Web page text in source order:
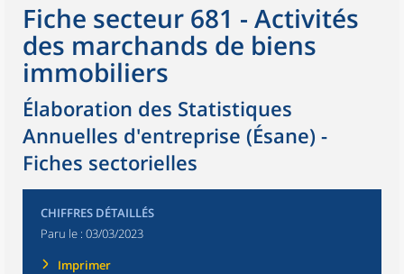
Fiche secteur 681 - Activités
des marchands de biens
immobiliers
Élaboration des Statistiques
Annuelles d'entreprise (Ésane) -
Fiches sectorielles
CHIFFRES DÉTAILLÉS
Paru le : 03/03/2023
Imprimer